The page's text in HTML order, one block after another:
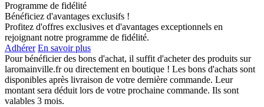
Programme de fidélité
Bénéficiez d'avantages exclusifs !
Profitez d'offres exclusives et d'avantages exceptionnels en
rejoignant notre programme de fidélité.
Adhérer En savoir plus
Pour bénéficier des bons d'achat, il suffit d'acheter des produits sur
laromainville.fr ou directement en boutique ! Les bons d'achats sont
disponibles après livraison de votre dernière commande. Leur
montant sera déduit lors de votre prochaine commande. Ils sont
valables 3 mois.